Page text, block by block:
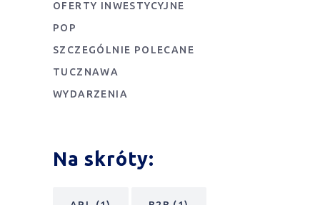
OFERTY INWESTYCYJNE
POP
SZCZEGÓLNIE POLECANE
TUCZNAWA
WYDARZENIA
Na skróty: